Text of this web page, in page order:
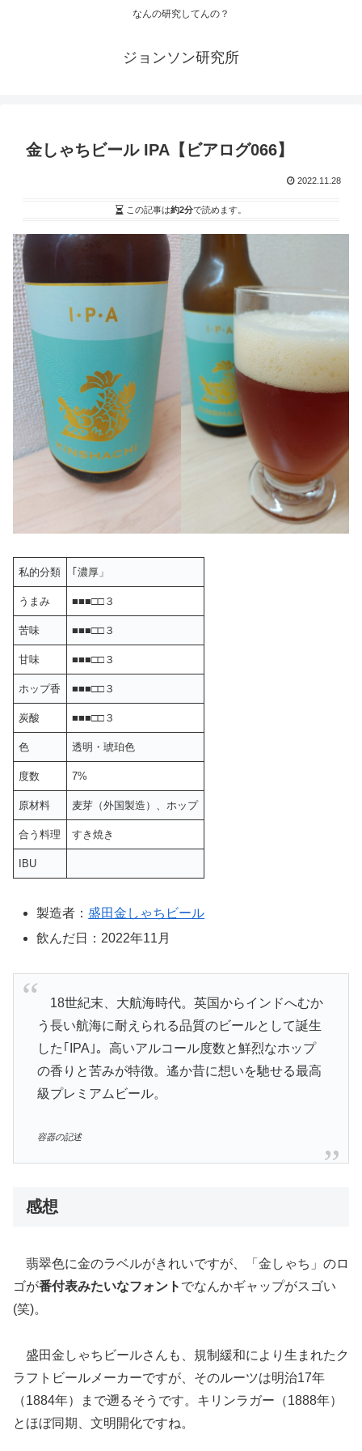
なんの研究してんの？
ジョンソン研究所
金しゃちビール IPA【ビアログ066】
2022.11.28
この記事は約2分で読めます。
私的分類 ｢濃厚」
うまみ ■■■□□３
苦味 ■■■□□３
甘味 ■■■□□３
ホップ香 ■■■□□３
炭酸 ■■■□□３
色 透明・琥珀色
度数 7%
原材料 麦芽（外国製造）、ホップ
合う料理 すき焼き
IBU
製造者： 盛田金しゃちビール
飲んだ日：2022年11月
18世紀末、大航海時代。英国からインドへむか
う長い航海に耐えられる品質のビールとして誕生
した｢IPA｣。高いアルコール度数と鮮烈なホップ
の香りと苦みが特徴。遙か昔に想いを馳せる最高
級プレミアムビール。
容器の記述
感想
翡翠色に金のラベルがきれいですが、「金しゃち」のロ
ゴが番付表みたいなフォント でなんかギャップがスゴい
(笑)。
盛田金しゃちビールさんも、規制緩和により生まれたク
ラフトビールメーカーですが、そのルーツは明治17年
（1884年）まで遡るそうです。キリンラガー（1888年）
とほぼ同期、文明開化ですね。